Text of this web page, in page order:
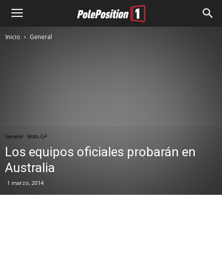
Inicio General
General Moto GP
Los equipos oficiales probarán en
Australia
1 marzo, 2014